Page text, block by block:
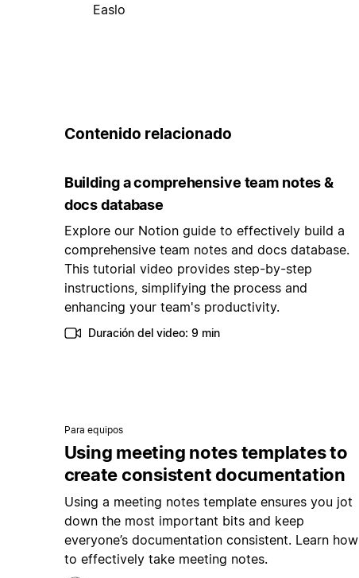
Easlo
Contenido relacionado
Building a comprehensive team notes &
docs database
Explore our Notion guide to effectively build a
comprehensive team notes and docs database.
This tutorial video provides step-by-step
instructions, simplifying the process and
enhancing your team's productivity.
Duración del video: 9 min
Para equipos
Using meeting notes templates to
create consistent documentation
Using a meeting notes template ensures you jot
down the most important bits and keep
everyone’s documentation consistent. Learn how
to effectively take meeting notes.